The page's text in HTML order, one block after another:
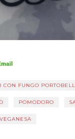
CON FUNGO
POMODORO
VEGANESA